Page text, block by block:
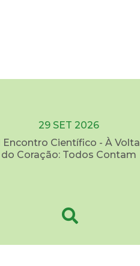
29 SET 2026
Encontro Científico - À Volta
do Coração: Todos Contam